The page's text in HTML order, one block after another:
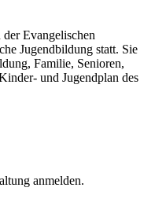
Evangelischen
Jugendbildung statt. Sie
Familie, Senioren,
und Jugendplan des
anmelden.